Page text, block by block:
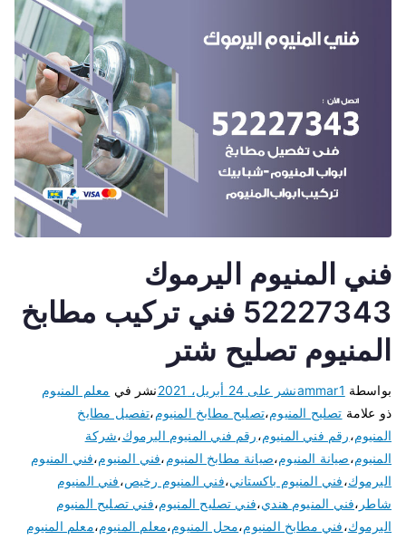
فني المنيوم اليرموك
52227343 فني تركيب مطابخ
المنيوم تصليح شتر
بواسطة ammar1نشر على 24 أبريل، 2021 نشر في معلم المنيوم
ذو علامة تصليح المنيوم،تصليح مطابخ المنيوم،تفصيل مطابخ
المنيوم،رقم فني المنيوم،رقم فني المنيوم اليرموك،شركة
المنيوم،صيانة المنيوم،صيانة مطابخ المنيوم،فني المنيوم،فني المنيوم
اليرموك،فني المنيوم باكستاني،فني المنيوم رخيص،فني المنيوم
شاطر ،فني المنيوم هندي،فني تصليح المنيوم،فني تصليح المنيوم
اليرموك،فني مطابخ المنيوم،محل المنيوم،معلم المنيوم،معلم المنيوم